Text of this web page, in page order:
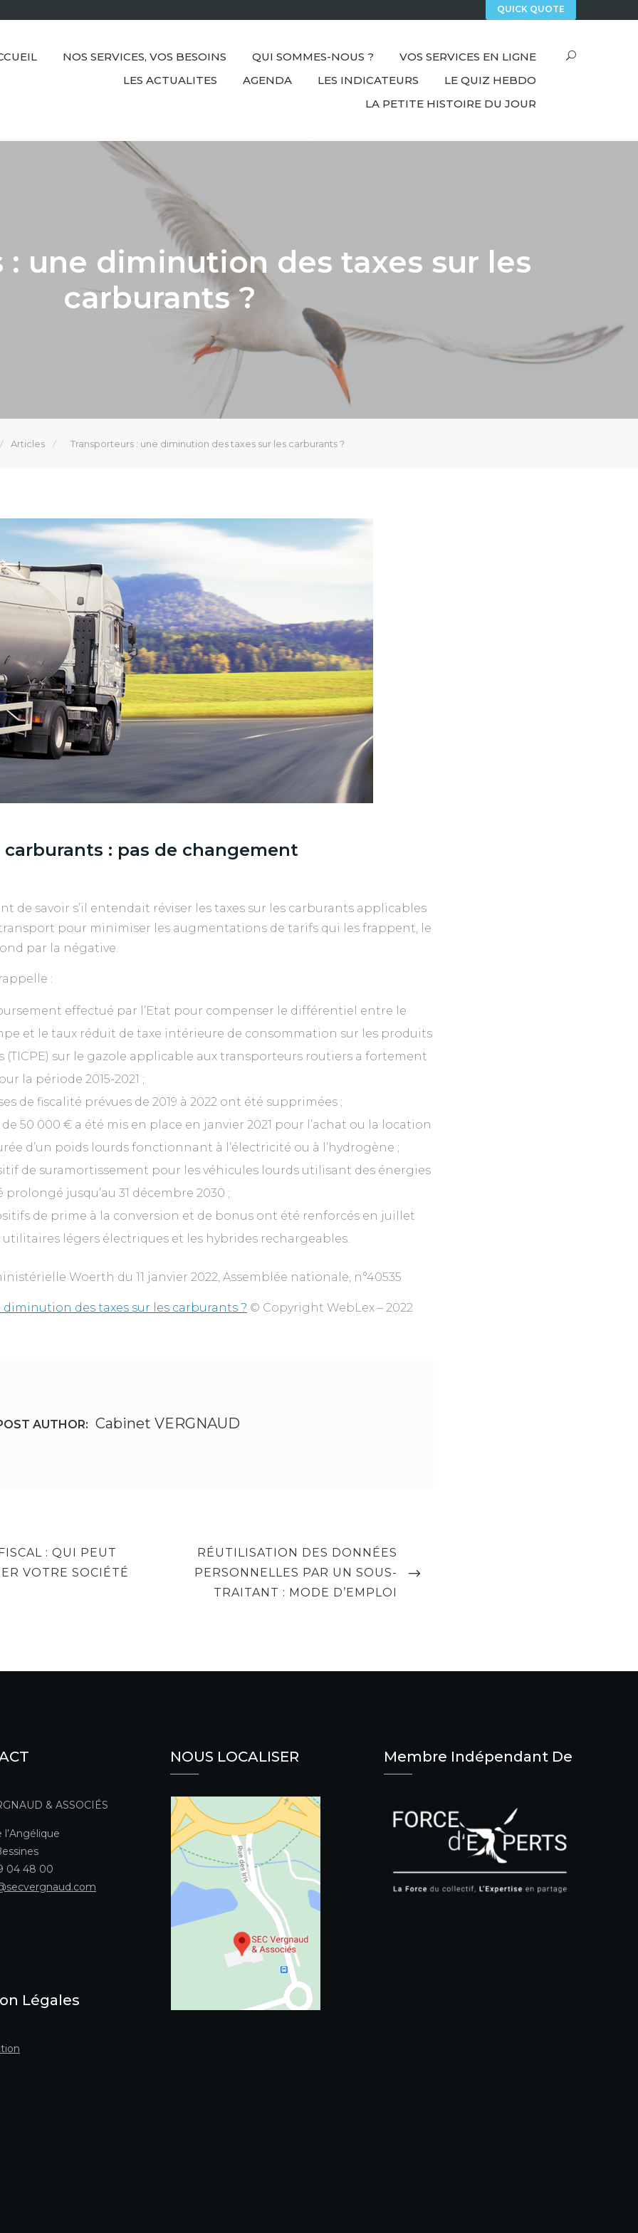
QUICK QUOTE
NOS SERVICES, VOS BESOINS QUI SOMMES-NOUS ?
VOS SERVICES EN LIGNE
LES ACTUALITES
AGENDA LES INDICATEURS
LE QUIZ HEBDO
LA PETITE HISTOIRE DU JOUR
: une diminution des taxes sur les
carburants ?
Articles Transporteurs : une diminution des taxes sur les carburants ?
carburants : pas de changement
de savoir s’il entendait réviser les taxes sur les carburants applicables
pour minimiser les augmentations de tarifs qui les frappent, le
par la négative.
:
effectué par l’Etat pour compenser le différentiel entre le
et le taux réduit de taxe intérieure de consommation sur les produits
(TICPE) sur le gazole applicable aux transporteurs routiers a fortement
la période 2015-2021 ;
de fiscalité prévues de 2019 à 2022 ont été supprimées ;
50 000 € a été mis en place en janvier 2021 pour l’achat ou la location
d’un poids lourds fonctionnant à l’électricité ou à l’hydrogène ;
de suramortissement pour les véhicules lourds utilisant des énergies
prolongé jusqu’au 31 décembre 2030 ;
de prime à la conversion et de bonus ont été renforcés en juillet
utilitaires légers électriques et les hybrides rechargeables.
Woerth du 11 janvier 2022, Assemblée nationale, n°40535
des taxes sur les carburants ? © Copyright WebLex – 2022
AUTHOR: Cabinet VERGNAUD
: QUI PEUT
VOTRE SOCIÉTÉ
NEXT
POST
RÉUTILISATION DES DONNÉES
PERSONNELLES PAR UN SOUS-
TRAITANT : MODE D’EMPLOI
& ASSOCIÉS
l’Angélique
04 48 00
Légales
NOUS LOCALISER Membre Indépendant De